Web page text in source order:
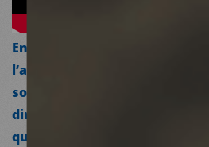
En Côte d’Ivoire, Médecins
l’amélioration durable de
soins des usagers de
directement avec les
que les acteurs de santé